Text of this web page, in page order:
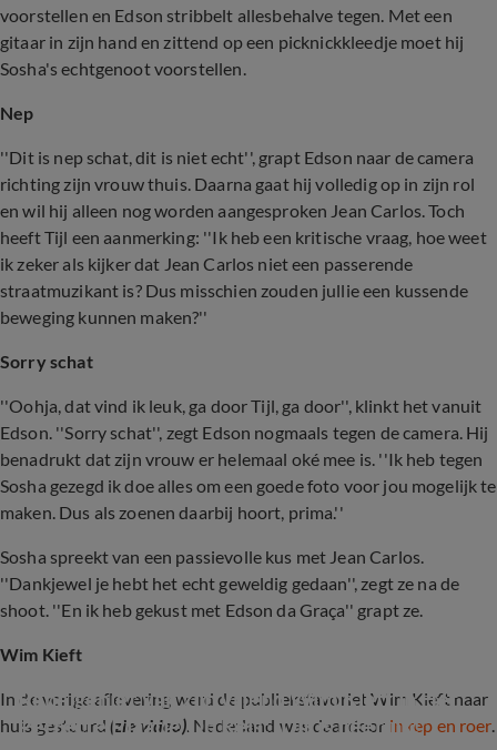
voorstellen en Edson stribbelt allesbehalve tegen. Met een
gitaar in zijn hand en zittend op een picknickkleedje moet hij
Sosha's echtgenoot voorstellen.
Nep
''Dit is nep schat, dit is niet echt'', grapt Edson naar de camera
richting zijn vrouw thuis. Daarna gaat hij volledig op in zijn rol
en wil hij alleen nog worden aangesproken Jean Carlos. Toch
heeft Tijl een aanmerking: ''Ik heb een kritische vraag, hoe weet
ik zeker als kijker dat Jean Carlos niet een passerende
straatmuzikant is? Dus misschien zouden jullie een kussende
beweging kunnen maken?''
Sorry schat
''Oohja, dat vind ik leuk, ga door Tijl, ga door'', klinkt het vanuit
Edson. ''Sorry schat'', zegt Edson nogmaals tegen de camera. Hij
benadrukt dat zijn vrouw er helemaal oké mee is. ''Ik heb tegen
Sosha gezegd ik doe alles om een goede foto voor jou mogelijk te
maken. Dus als zoenen daarbij hoort, prima.''
Sosha spreekt van een passievolle kus met Jean Carlos.
''Dankjewel je hebt het echt geweldig gedaan'', zegt ze na de
shoot. ''En ik heb gekust met Edson da Graça'' grapt ze.
Wim Kieft
In de vorige aflevering werd de publieksfavoriet Wim Kieft naar
huis gestuurd(zie video). Nederland was daardoor in rep en roer.
René geniet van zijn vriend Wim Kieft in Het
Perfecte Plaatje Op Reis: ‘Dit is héérlijk!’